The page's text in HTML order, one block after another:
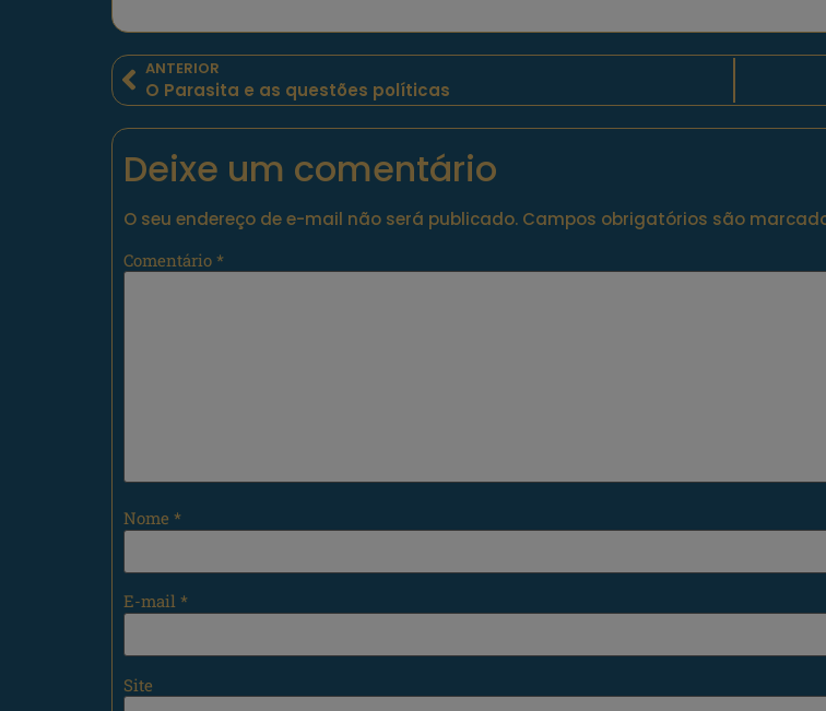
ANTERIOR
O Parasita e as questões políticas
Deixe um comentário
O seu endereço de e-mail não será publicado. Campos obrigatórios são
Comentário *
Nome *
E-mail *
Site